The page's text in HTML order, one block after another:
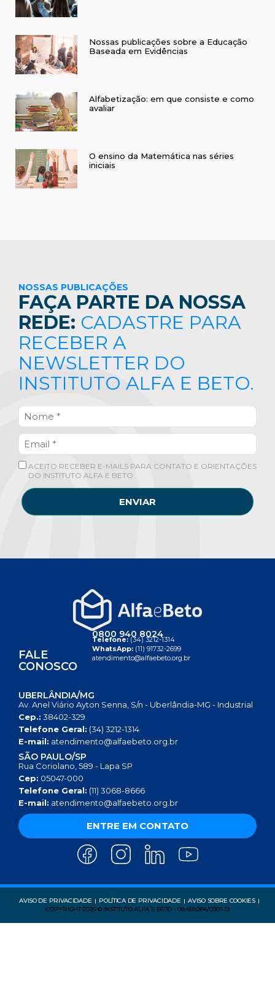
Nossas publicações sobre a Educação
Baseada em Evidências
Alfabetização: em que consiste e como
avaliar
O ensino da Matemática nas séries
iniciais
NOSSAS PUBLICAÇÕES
FAÇA PARTE DA NOSSA
REDE: CADASTRE PARA
RECEBER A
NEWSLETTER DO
INSTITUTO ALFA E BETO.
ACEITO RECEBER E-MAILS PARA CONTATO E ORIENTAÇÕES
DO INSTITUTO ALFA E BETO.
ENVIAR
FALE
CONOSCO
0800 940 8024
Telefone:(34) 3212-1314
WhatsApp: (11) 91732-2699
atendimento@alfaebeto.org.br
UBERLÂNDIA/MG
Av. Anel Viário Ayton Senna, S/n - Uberlândia-MG - Industrial
Cep.: 38402-329
Telefone Geral: (34) 3212-1314
E-mail: atendimento@alfaebeto.org.br
SÃO PAULO/SP
Rua Coriolano, 589 - Lapa SP
Cep: 05047-000
Telefone Geral: (11) 3068-8666
E-mail: atendimento@alfaebeto.org.br
ENTRE EM CONTATO
AVISO DE PRIVACIDADE POLÍTICA DE PRIVACIDADE
AVISO SOBRE COOKIES
COPYRIGHT 2025 © INSTITUTO ALFA E BETO - 08.458.084/0001-13